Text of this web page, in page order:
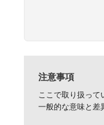
注意事項
ここで取り扱って
一般的な意味と差